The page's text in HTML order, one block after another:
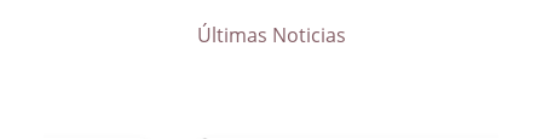
Últimas Noticias